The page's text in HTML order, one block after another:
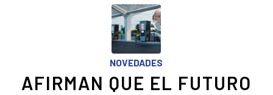
NOVEDADES
AFIRMAN QUE EL FUTURO